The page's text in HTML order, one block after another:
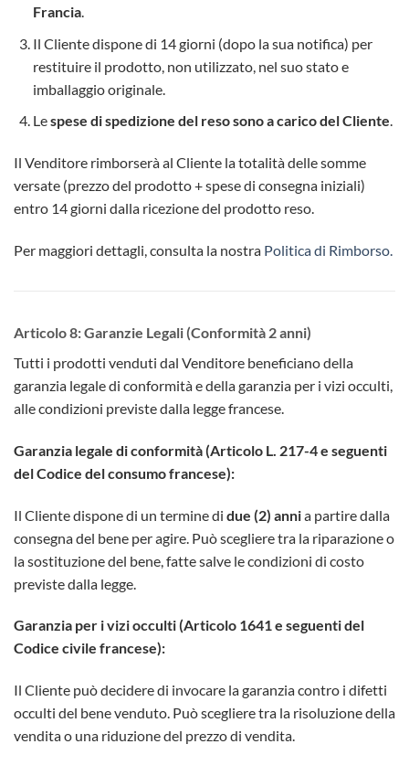
Francia.
Il Cliente dispone di 14 giorni (dopo la sua notifica) per
restituire il prodotto, non utilizzato, nel suo stato e
imballaggio originale.
Lespese di spedizione del reso sono a carico del Cliente.
Il Venditore rimborserà al Cliente la totalità delle somme
versate (prezzo del prodotto + spese di consegna iniziali)
entro 14 giorni dalla ricezione del prodotto reso.
Per maggiori dettagli, consulta la nostra Politica di Rimborso.
Articolo 8: Garanzie Legali (Conformità 2 anni)
Tutti i prodotti venduti dal Venditore beneficiano della
garanzia legale di conformità e della garanzia per i vizi occulti,
alle condizioni previste dalla legge francese.
Garanzia legale di conformità (Articolo L. 217-4 e seguenti
del Codice del consumo francese):
Il Cliente dispone di un termine di due (2) annia partire dalla
consegna del bene per agire. Può scegliere tra la riparazione o
la sostituzione del bene, fatte salve le condizioni di costo
previste dalla legge.
Garanzia per i vizi occulti (Articolo 1641 e seguenti del
Codice civile francese):
Il Cliente può decidere di invocare la garanzia contro i difetti
occulti del bene venduto. Può scegliere tra la risoluzione della
vendita o una riduzione del prezzo di vendita.